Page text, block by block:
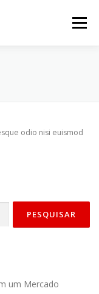
Menu
odio nisi euismod
um Mercado